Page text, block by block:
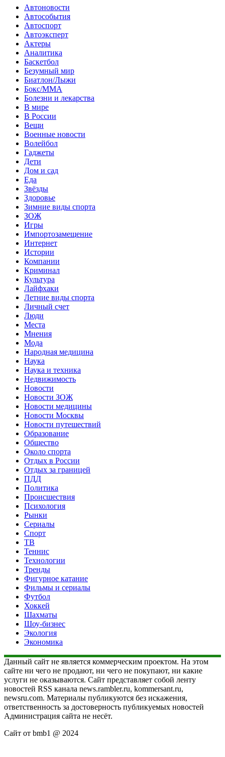
Автоновости
Автособытия
Автоспорт
Автоэксперт
Актеры
Аналитика
Баскетбол
Безумный мир
Биатлон/Лыжи
Бокс/MMA
Болезни и лекарства
В мире
В России
Вещи
Военные новости
Волейбол
Гаджеты
Дети
Дом и сад
Еда
Звёзды
Здоровье
Зимние виды спорта
ЗОЖ
Игры
Импортозамещение
Интернет
Истории
Компании
Криминал
Культура
Лайфхаки
Летние виды спорта
Личный счет
Люди
Места
Мнения
Мода
Народная медицина
Наука
Наука и техника
Недвижимость
Новости
Новости ЗОЖ
Новости медицины
Новости Москвы
Новости путешествий
Образование
Общество
Около спорта
Отдых в России
Отдых за границей
ПДД
Политика
Происшествия
Психология
Рынки
Сериалы
Спорт
ТВ
Теннис
Технологии
Тренды
Фигурное катание
Фильмы и сериалы
Футбол
Хоккей
Шахматы
Шоу-бизнес
Экология
Экономика
Данный сайт не является коммерческим проектом. На этом
сайте ни чего не продают, ни чего не покупают, ни какие
услуги не оказываются. Сайт представляет собой ленту
новостей RSS канала news.rambler.ru, kommersant.ru,
newsru.com. Материалы публикуются без искажения,
ответственность за достоверность публикуемых новостей
Администрация сайта не несёт.
Сайт от bmb1 @ 2024